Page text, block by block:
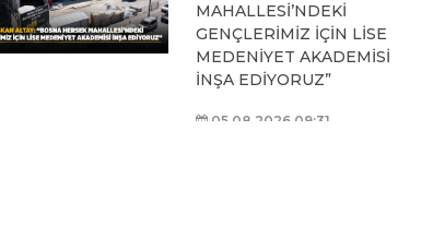
MAHALLESİ’NDEKİ
GENÇLERİMİZ İÇİN LİSE
MEDENİYET AKADEMİSİ
İNŞA EDİYORUZ”
05.08.2026 09:31